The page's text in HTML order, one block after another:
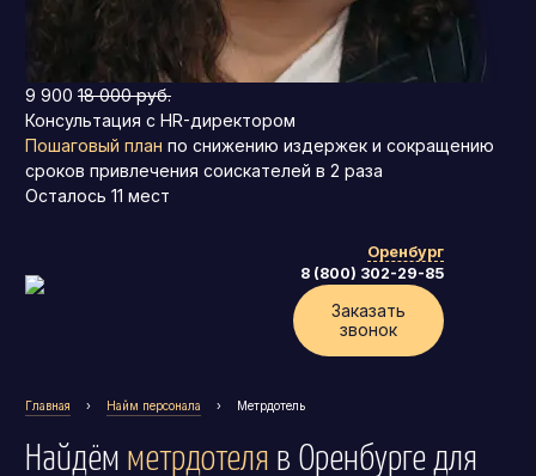
9 900 18 000 руб.
Консультация с HR-директором
Пошаговый план по снижению издержек и сокращению
сроков привлечения соискателей в 2 раза
Осталось 11 мест
Оренбург
8 (800) 302-29-85
Заказать
звонок
Главная › Найм персонала › Метрдотель
Найдём метрдотеля в Оренбурге для